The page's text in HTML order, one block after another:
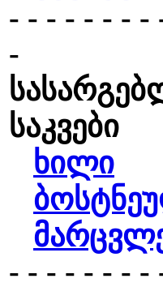
- - - - - - - -
-
საკვები
ხილი
- - - - - - - -